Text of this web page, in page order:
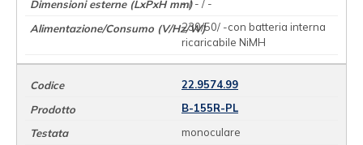
- / - / -
230/50/ -con batteria interna
ricaricabile NiMH
22.9574.99
B-155R-PL
monoculare